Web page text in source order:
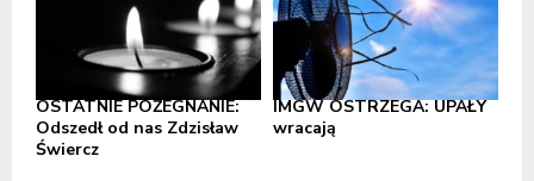
OSTATNIE POŻEGNANIE:
Odszedł od nas Zdzisław
Świercz
IMGW OSTRZEGA: UPAŁY
wracają